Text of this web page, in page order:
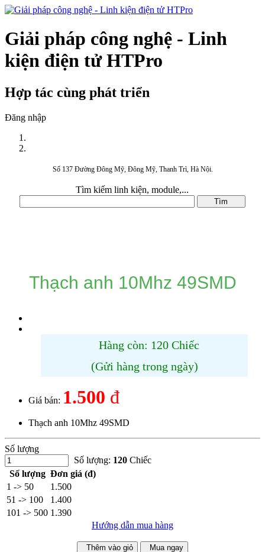
Giải pháp công nghệ - Linh
kiện điện tử HTPro
Hợp tác cùng phát triển
Đăng nhập
Số 137 Đường Đông Mỹ, Đông Mỹ, Thanh Trì, Hà Nội.
Tìm kiếm linh kiện, module,...
Thạch anh 10Mhz 49SMD
Hàng còn: 120 Chiếc
(Gửi hàng trong ngày)
Giá bán: 1.500 đ
Thạch anh 10Mhz 49SMD
Số lượng
Số lượng: 120 Chiếc
Số lượng Đơn giá (đ)
1 -> 50
1.500
51 -> 100
1.400
101 -> 500 1.390
Hướng dẫn mua hàng
Thêm vào giỏ Mua ngay